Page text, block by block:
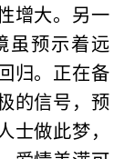
增大。另一
虽预示着远
归。正在备
的信号，预
做此梦，